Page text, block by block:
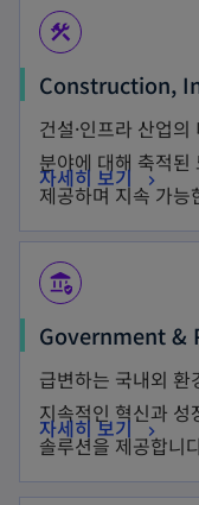
construction
Construction,
건설·인프라 산업
분야에 대해 축적
제공하며 지속 가능
자세히 보기
assured_workload
Government &
급변하는 국내외 환
지속적인 혁신과 성
솔루션을 제공합니
자세히 보기